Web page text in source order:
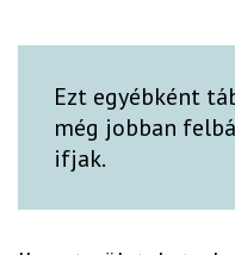
Ezt egyébként
még jobban
ifjak.